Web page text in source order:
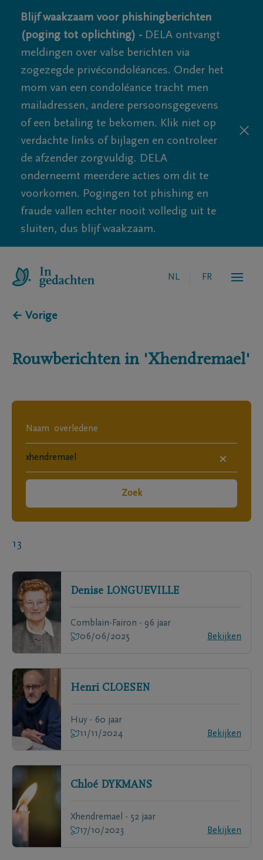
Blijf waakzaam voor phishingberichten
(poging tot oplichting) - DELA ontvangt
meldingen over valse berichten via
zogezegde privécondoléances. Onder het
mom van een condoléance tracht men
mailadressen, andere persoonsgegevens
of een betaling te bekomen. Klik niet op
verdachte links of bijlagen en controleer
de afzender zorgvuldig. DELA
onderneemt meerdere acties om dit te
voorkomen. Pogingen tot phishing en
fraude vallen echter nooit volledig uit te
sluiten, dus blijf waakzaam.
NL FR
← Vorige
Rouwberichten in 'Xhendremael'
×
Zoek
13
Denise LONGUEVILLE
Comblain-Fairon - 96 jaar
06/06/2025
Bekijken
Henri CLOESEN
Huy - 60 jaar
11/11/2024
Bekijken
Chloé DYKMANS
Xhendremael - 52 jaar
17/10/2023
Bekijken